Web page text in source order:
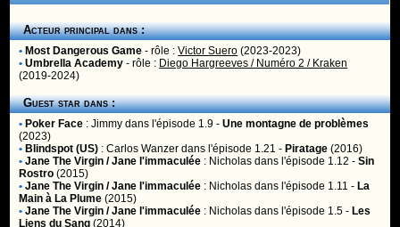
Acteur principal dans :
• Most Dangerous Game - rôle :Victor Suero (2023-2023)
• Umbrella Academy - rôle : Diego Hargreeves / Numéro 2 / Kraken
(2019-2024)
Guest star dans :
• Poker Face :Jimmy dans l'épisode 1.9 -Une montagne de problèmes
(2023)
• Blindspot (US) :Carlos Wanzer dans l'épisode 1.21 - Piratage (2016)
• Jane The Virgin / Jane l'immaculée : Nicholas dans l'épisode 1.12 -Sin
Rostro (2015)
• Jane The Virgin / Jane l'immaculée : Nicholas dans l'épisode 1.11 - La
Main à La Plume (2015)
• Jane The Virgin / Jane l'immaculée : Nicholas dans l'épisode 1.5 - Les
Liens du Sang (2014)